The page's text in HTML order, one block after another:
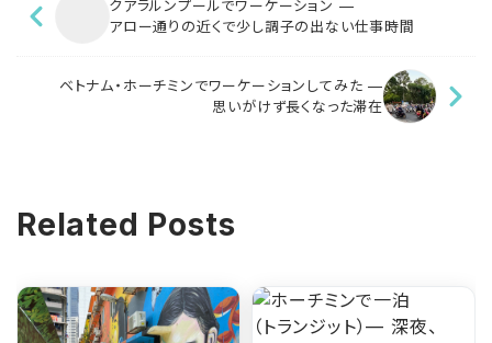
クアラルンプールでワーケーション —
アロー通りの近くで少し調子の出ない仕事時間
ベトナム・ホーチミンでワーケーションしてみた —
思いがけず長くなった滞在
Related Posts